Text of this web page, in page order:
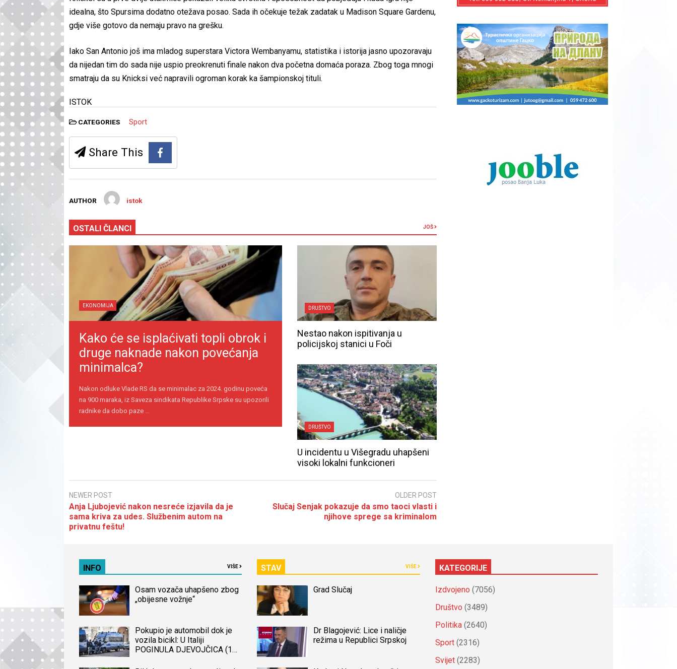
idealna, što Spursima dodatno otežava posao. Sada ih očekuje težak zadatak u Madison Square Gardenu,
gdje više gotovo da nemaju pravo na grešku.
Iako San Antonio još ima mladog superstara Victora Wembanyamu, statistika i istorija jasno upozoravaju
da nijedan tim do sada nije uspio preokrenuti finale nakon dva početna domaća poraza. Zbog toga mnogi
smatraju da su Knicksi već napravili ogroman korak ka šampionskoj tituli.
ISTOK
CATEGORIES Sport
Share This
AUTHOR istok
OSTALI ČLANCI JOŠ
EKONOMIJA
Kako će se isplaćivati topli obrok i
druge naknade nakon povećanja
minimalca?
Nakon odluke Vlade RS da se minimalac za 2024. godinu poveća
na 900 maraka, iz Saveza sindikata Republike Srpske su upozorili
radnike da dobo paze ...
DRUŠTVO
Nestao nakon ispitivanja u
policijskoj stanici u Foči
DRUŠTVO
U incidentu u Višegradu uhapšeni
visoki lokalni funkcioneri
NEWER POST
Anja Ljubojević nakon nesreće izjavila da je
sama kriva za udes. Službenim autom na
privatnu feštu!
OLDER POST
Slučaj Senjak pokazuje da smo taoci vlasti i
njihove sprege sa kriminalom
INFO VIŠE
Osam vozača uhapšeno zbog
„obijesne vožnje“
Pokupio je automobil dok je
vozila bicikl: U Italiji
POGINULA DJEVOJČICA (14)
STAV VIŠE
Grad Slučaj
Dr Blagojević: Lice i naličje
režima u Republici Srpskoj
KATEGORIJE
Izdvojeno (7056)
Društvo (3489)
Politika (2640)
Sport (2316)
Svijet (2283)